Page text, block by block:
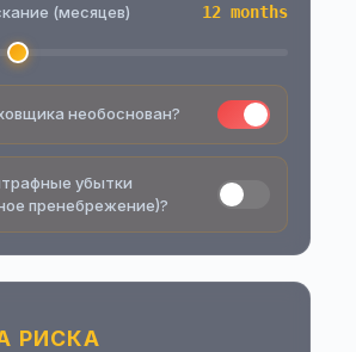
(месяцев) 12 months
необоснован?
убытки
пренебрежение)?
РИСКА